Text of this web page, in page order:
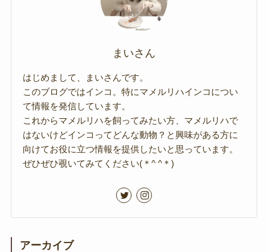
まいさん
はじめまして、まいさんです。
このブログではインコ。特にマメルリハインコについ
て情報を発信しています。
これからマメルリハを飼ってみたい方、マメルリハで
はないけどインコってどんな動物？と興味がある方に
向けてお役に立つ情報を提供したいと思っています。
ぜひぜひ覗いてみてください(＊^ ^＊)
アーカイブ